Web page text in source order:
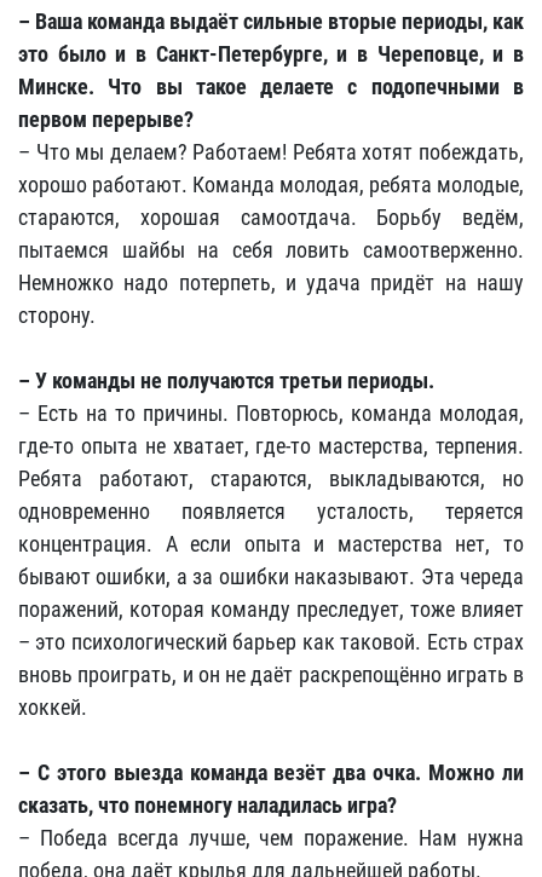
– Ваша команда выдаёт сильные вторые периоды, как
это было и в Санкт-Петербурге, и в Череповце, и в
Минске. Что вы такое делаете с подопечными в
первом перерыве?
– Что мы делаем? Работаем! Ребята хотят побеждать,
хорошо работают. Команда молодая, ребята молодые,
стараются, хорошая самоотдача. Борьбу ведём,
пытаемся шайбы на себя ловить самоотверженно.
Немножко надо потерпеть, и удача придёт на нашу
сторону.
– У команды не получаются третьи периоды.
– Есть на то причины. Повторюсь, команда молодая,
где-то опыта не хватает, где-то мастерства, терпения.
Ребята работают, стараются, выкладываются, но
одновременно появляется усталость, теряется
концентрация. А если опыта и мастерства нет, то
бывают ошибки, а за ошибки наказывают. Эта череда
поражений, которая команду преследует, тоже влияет
– это психологический барьер как таковой. Есть страх
вновь проиграть, и он не даёт раскрепощённо играть в
хоккей.
– С этого выезда команда везёт два очка. Можно ли
сказать, что понемногу наладилась игра?
– Победа всегда лучше, чем поражение. Нам нужна
победа, она даёт крылья для дальнейшей работы.